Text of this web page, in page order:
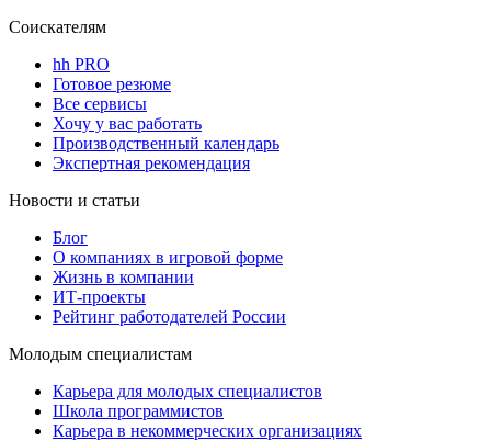
Соискателям
hh PRO
Готовое резюме
Все сервисы
Хочу у вас работать
Производственный календарь
Экспертная рекомендация
Новости и статьи
Блог
О компаниях в игровой форме
Жизнь в компании
ИТ-проекты
Рейтинг работодателей России
Молодым специалистам
Карьера для молодых специалистов
Школа программистов
Карьера в некоммерческих организациях